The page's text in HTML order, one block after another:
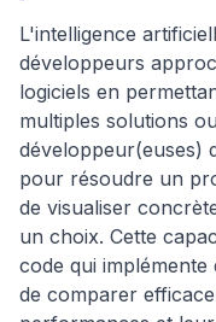
L'intelligence
développeurs
logiciels en
multiples solutions
développeur(euses)
pour résoudre un
de visualiser
un choix. Cette
code qui
de comparer